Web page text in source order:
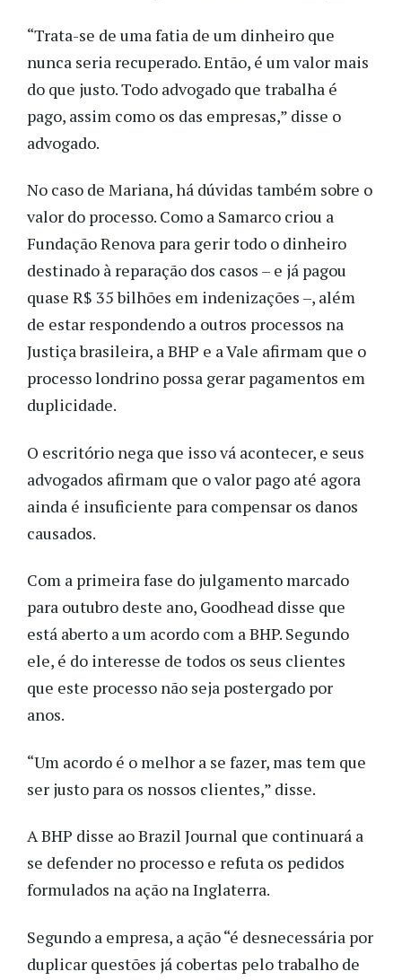
“Trata-se de uma fatia de um dinheiro que
nunca seria recuperado. Então, é um valor mais
do que justo. Todo advogado que trabalha é
pago, assim como os das empresas,” disse o
advogado.
No caso de Mariana, há dúvidas também sobre o
valor do processo. Como a Samarco criou a
Fundação Renova para gerir todo o dinheiro
destinado à reparação dos casos – e já pagou
quase R$ 35 bilhões em indenizações –, além
de estar respondendo a outros processos na
Justiça brasileira, a BHP e a Vale afirmam que o
processo londrino possa gerar pagamentos em
duplicidade.
O escritório nega que isso vá acontecer, e seus
advogados afirmam que o valor pago até agora
ainda é insuficiente para compensar os danos
causados.
Com a primeira fase do julgamento marcado
para outubro deste ano, Goodhead disse que
está aberto a um acordo com a BHP. Segundo
ele, é do interesse de todos os seus clientes
que este processo não seja postergado por
anos.
“Um acordo é o melhor a se fazer, mas tem que
ser justo para os nossos clientes,” disse.
A BHP disse ao Brazil Journal que continuará a
se defender no processo e refuta os pedidos
formulados na ação na Inglaterra.
Segundo a empresa, a ação “é desnecessária por
duplicar questões já cobertas pelo trabalho de